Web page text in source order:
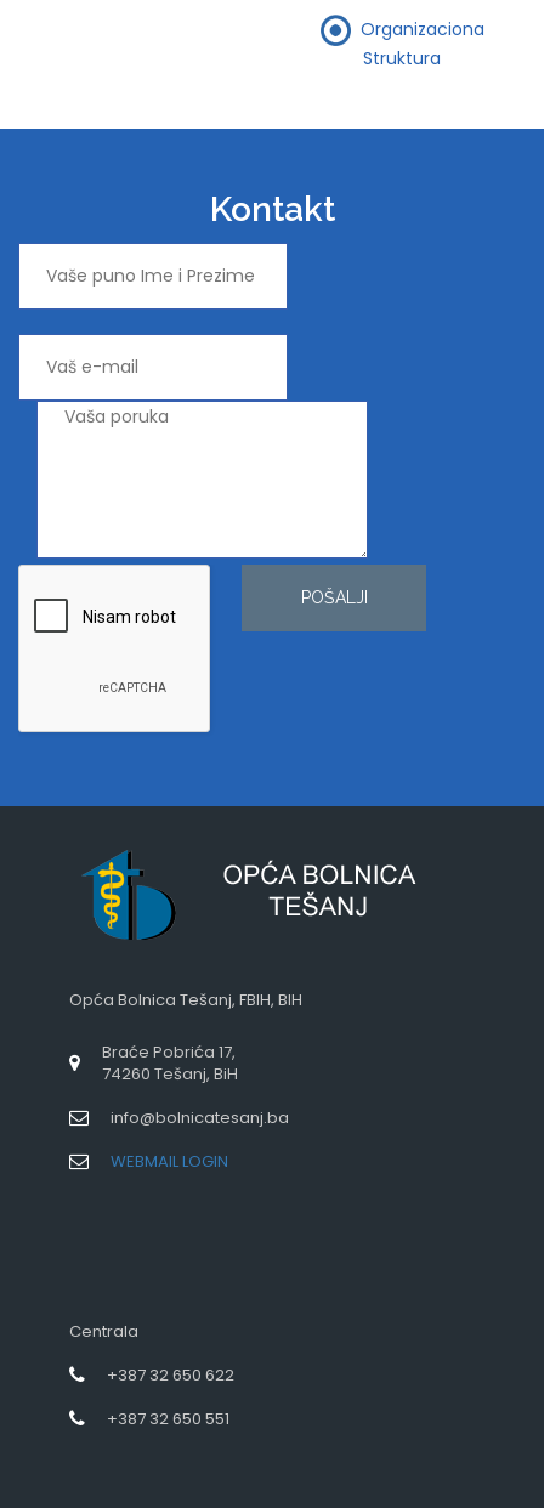
Organizaciona
Struktura
Kontakt
POŠALJI
Opća Bolnica Tešanj, FBIH, BIH
Braće Pobrića 17,
74260 Tešanj, BiH
info@bolnicatesanj.ba
WEBMAIL LOGIN
Centrala
+387 32 650 622
+387 32 650 551